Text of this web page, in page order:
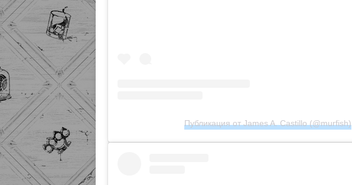
Публикация от James A. Castillo (@murfish)